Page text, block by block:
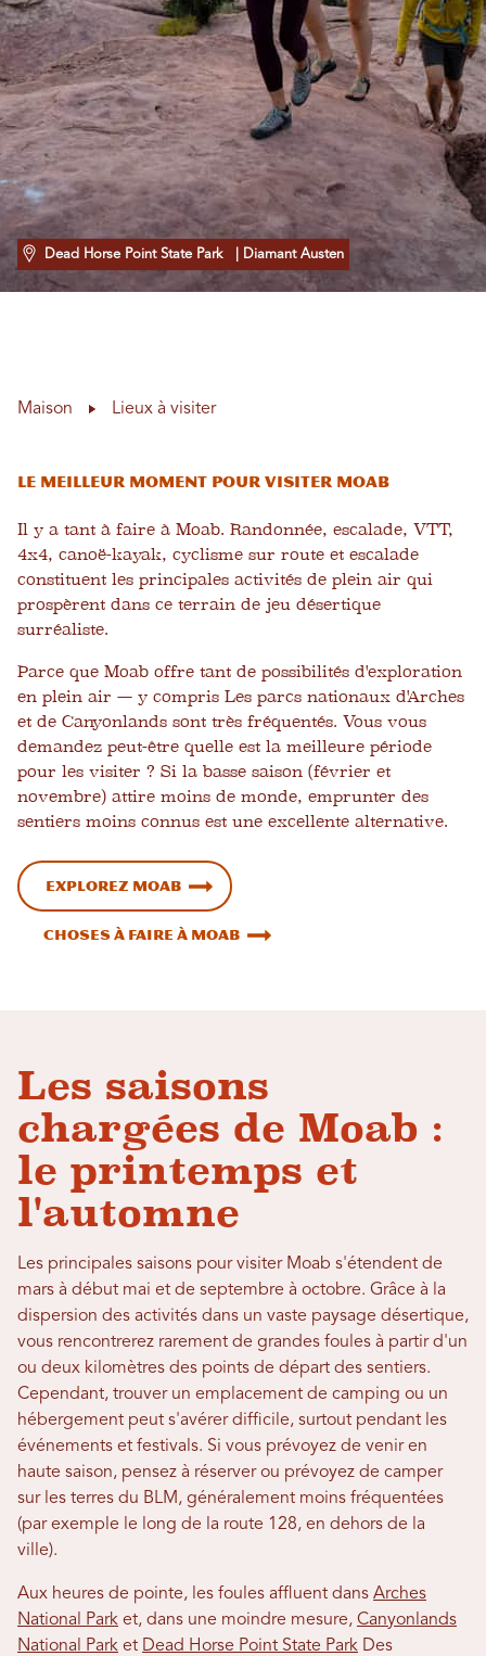
Dead Horse Point State Park | Diamant Austen
Maison Lieux à visiter
Le meilleur moment pour visiter Moab
Il y a tant à faire à Moab. Randonnée, escalade, VTT,
4x4, canoë-kayak, cyclisme sur route et escalade
constituent les principales activités de plein air qui
prospèrent dans ce terrain de jeu désertique
surréaliste.
Parce que Moab offre tant de possibilités d'exploration
en plein air — y compris Les parcs nationaux d'Arches
et de Canyonlands sont très fréquentés. Vous vous
demandez peut-être quelle est la meilleure période
pour les visiter ? Si la basse saison (février et
novembre) attire moins de monde, emprunter des
sentiers moins connus est une excellente alternative.
Explorez Moab
Choses à faire à Moab
Les saisons
chargées de Moab :
le printemps et
l'automne
Les principales saisons pour visiter Moab s'étendent de
mars à début mai et de septembre à octobre. Grâce à la
dispersion des activités dans un vaste paysage désertique,
vous rencontrerez rarement de grandes foules à partir d'un
ou deux kilomètres des points de départ des sentiers.
Cependant, trouver un emplacement de camping ou un
hébergement peut s'avérer difficile, surtout pendant les
événements et festivals. Si vous prévoyez de venir en
haute saison, pensez à réserver ou prévoyez de camper
sur les terres du BLM, généralement moins fréquentées
(par exemple le long de la route 128, en dehors de la
ville).
Aux heures de pointe, les foules affluent dans Arches
National Park et, dans une moindre mesure, Canyonlands
National Park et Dead Horse Point State Park Des